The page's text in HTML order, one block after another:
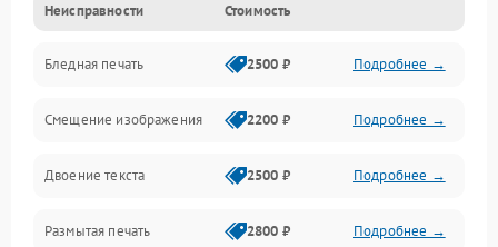
Картриджи и расходники
Сканер и копирование
Механика и узлы
Программные сбои
Подключение и интерфейсы
Неисправности Стоимость
Бледная печать 2500 ₽ Подробнее →
Смещение изображения 2200 ₽ Подробнее →
Двоение текста 2500 ₽ Подробнее →
Размытая печать 2800 ₽ Подробнее →